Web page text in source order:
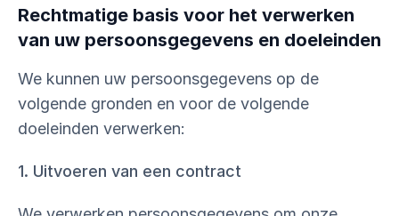
Rechtmatige basis voor het verwerken
van uw persoonsgegevens en doeleinden
We kunnen uw persoonsgegevens op de
volgende gronden en voor de volgende
doeleinden verwerken:
1. Uitvoeren van een contract